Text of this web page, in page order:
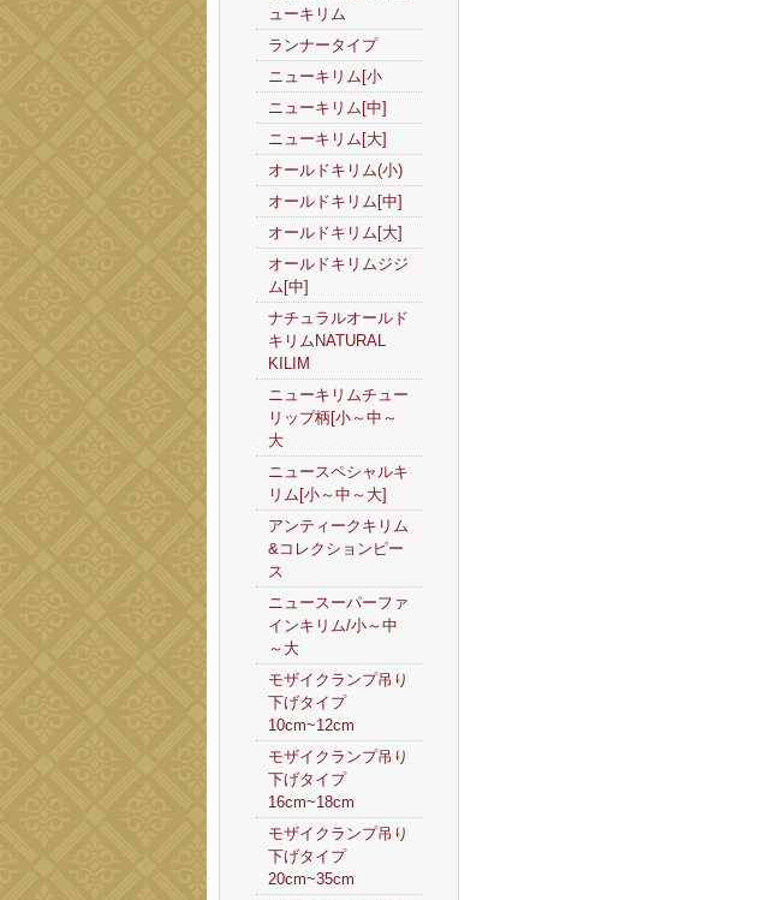
ューキリム
ランナータイプ
ニューキリム[小
ニューキリム[中]
ニューキリム[大]
オールドキリム(小)
オールドキリム[中]
オールドキリム[大]
オールドキリムジジ
ム[中]
ナチュラルオールド
キリムNATURAL
KILIM
ニューキリムチュー
リップ柄[小～中～
大
ニュースペシャルキ
リム[小～中～大]
アンティークキリム
&コレクションピー
ス
ニュースーパーファ
インキリム/小～中
～大
モザイクランプ吊り
下げタイプ
10cm~12cm
モザイクランプ吊り
下げタイプ
16cm~18cm
モザイクランプ吊り
下げタイプ
20cm~35cm